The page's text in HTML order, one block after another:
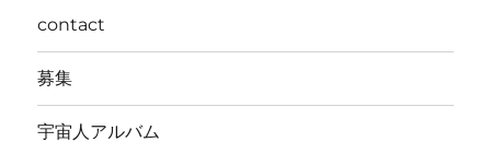
contact
募集
宇宙人アルバム